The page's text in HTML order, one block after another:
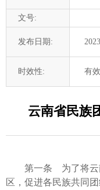
文号:
发布日期:
时效性: 有效
云南省民族
第一条 为了将云南
区，促进各民族共同